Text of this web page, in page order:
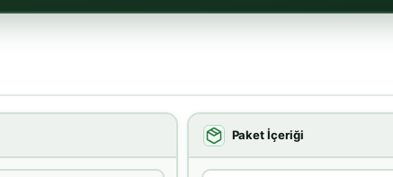
Paket İçeriği